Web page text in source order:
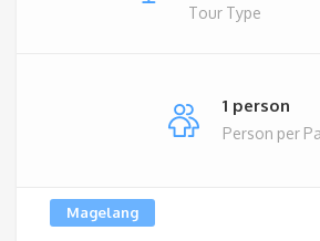
Tour Type
1 person
Person per
Magelang